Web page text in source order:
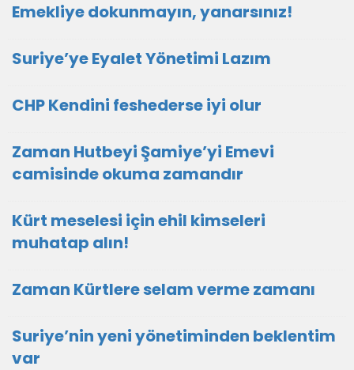
Emekliye dokunmayın, yanarsınız!
Suriye’ye Eyalet Yönetimi Lazım
CHP Kendini feshederse iyi olur
Zaman Hutbeyi Şamiye’yi Emevi
camisinde okuma zamandır
Kürt meselesi için ehil kimseleri
muhatap alın!
Zaman Kürtlere selam verme zamanı
Suriye’nin yeni yönetiminden beklentim
var